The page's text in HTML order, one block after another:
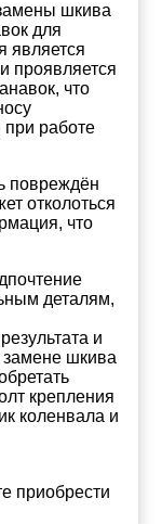
шкива
для
является
проявляется
что
работе
повреждён
отколоться
что
деталям,
и
шкива
крепления
коленвала и
приобрести